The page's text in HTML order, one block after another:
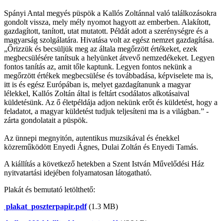
Spányi Antal megyés püspök a Kallós Zoltánnal való találkozásokra
gondolt vissza, mely mély nyomot hagyott az emberben. Alakított,
gazdagított, tanított, utat mutatott. Példát adott a szerénységre és a
magyarság szolgálatára. Hivatása volt az egész nemzet gazdagítása.
„Őrizzük és becsüljük meg az általa megőrzött értékeket, ezek
megbecsülésére tanítsuk a helyünket átvevő nemzedékeket. Legyen
fontos tanítás az, amit tőle kaptunk. Legyen fontos nekünk a
megőrzött értékek megbecsülése és továbbadása, képviselete ma is,
itt is és egész Európában is, melyet gazdagítanunk a magyar
lélekkel, Kallós Zoltán által is feltárt csodálatos alkotásaival
küldetésünk. Az ő életpéldája adjon nekünk erőt és küldetést, hogy a
feladatot, a magyar küldetést tudjuk teljesíteni ma is a világban.” -
zárta gondolatait a püspök.
Az ünnepi megnyitón, autentikus muzsikával és énekkel
közreműködött Enyedi Ágnes, Dulai Zoltán és Enyedi Tamás.
A kiállítás a következő hetekben a Szent István Művelődési Ház
nyitvatartási idejében folyamatosan látogatható.
Plakát és bemutató letölthető:
plakat_poszterpapir.pdf(1.3 MB)